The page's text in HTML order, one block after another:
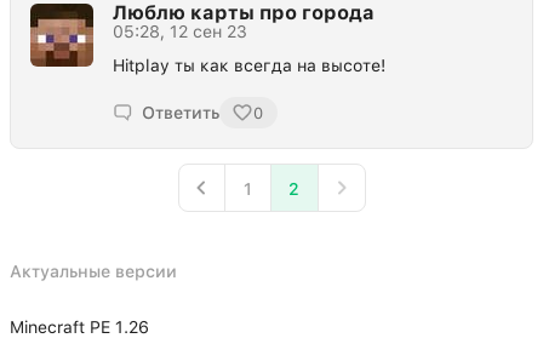
Люблю карты про города
05:28, 12 сен 23
Hitplay ты как всегда на высоте!
Ответить 0
1 2
Актуальные версии
Minecraft PE 1.26